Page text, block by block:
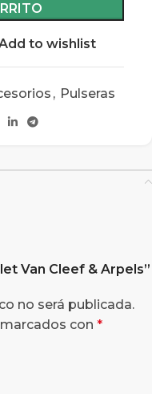
to wishlist
, Pulseras
Van Cleef & Arpels”
no será publicada.
con *